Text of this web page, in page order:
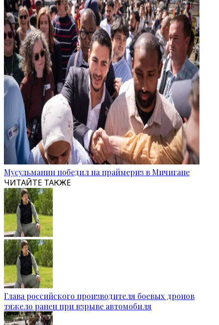
Мусульманин победил на праймериз в Мичигане
ЧИТАЙТЕ ТАКЖЕ
Глава российского производителя боевых дронов
тяжело ранен при взрыве автомобиля